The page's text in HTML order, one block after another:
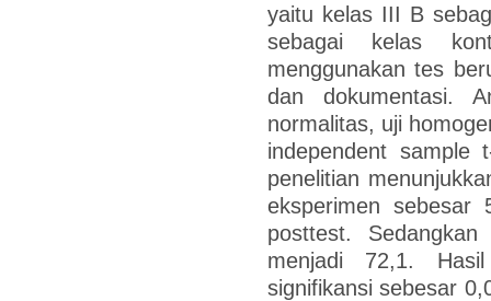
yaitu kelas III B
sebagai kelas
menggunakan tes
dan dokumentasi.
normalitas, uji
independent sample
penelitian
eksperimen sebesar
posttest.
menjadi 72,1.
signifikansi sebesar